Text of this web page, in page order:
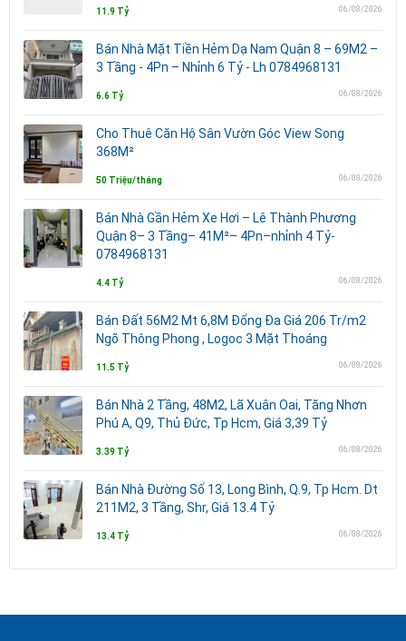
11.9 Tỷ 06/08/2026
Bán Nhà Mặt Tiền Hẻm Dạ Nam Quận 8 – 69M2 –
3 Tầng - 4Pn – Nhỉnh 6 Tỷ - Lh 0784968131
6.6 Tỷ 06/08/2026
Cho Thuê Căn Hộ Sân Vườn Góc View Song
368M²
50 Triệu/tháng 06/08/2026
Bán Nhà Gần Hẻm Xe Hơi – Lê Thành Phương
Quận 8– 3 Tầng– 41M²– 4Pn–nhỉnh 4 Tỷ-
0784968131
4.4 Tỷ 06/08/2026
Bán Đất 56M2 Mt 6,8M Đống Đa Giá 206 Tr/m2
Ngõ Thông Phong , Logoc 3 Mặt Thoáng
11.5 Tỷ 06/08/2026
Bán Nhà 2 Tầng, 48M2, Lã Xuân Oai, Tăng Nhơn
Phú A, Q9, Thủ Đức, Tp Hcm, Giá 3,39 Tỷ
3.39 Tỷ 06/08/2026
Bán Nhà Đường Số 13, Long Bình, Q.9, Tp Hcm. Dt
211M2, 3 Tầng, Shr, Giá 13.4 Tỷ
13.4 Tỷ 06/08/2026